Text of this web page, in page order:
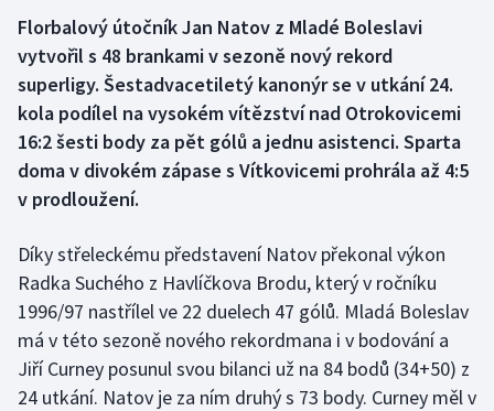
Box
Curling
Dostihy
Florbal
Golf
Gymnastika
Házená
Florbalový útočník Jan Natov z Mladé Boleslavi
vytvořil s 48 brankami v sezoně nový rekord
superligy. Šestadvacetiletý kanonýr se v utkání 24.
kola podílel na vysokém vítězství nad Otrokovicemi
16:2 šesti body za pět gólů a jednu asistenci. Sparta
doma v divokém zápase s Vítkovicemi prohrála až 4:5
v prodloužení.
Díky střeleckému představení Natov překonal výkon
Radka Suchého z Havlíčkova Brodu, který v ročníku
1996/97 nastřílel ve 22 duelech 47 gólů. Mladá Boleslav
má v této sezoně nového rekordmana i v bodování a
Jiří Curney posunul svou bilanci už na 84 bodů (34+50) z
24 utkání. Natov je za ním druhý s 73 body. Curney měl v